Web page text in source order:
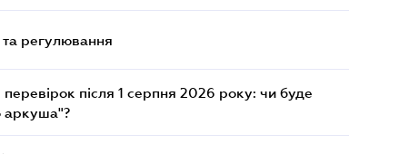
регулювання
після 1 серпня 2026 року: чи буде
аркуша"?